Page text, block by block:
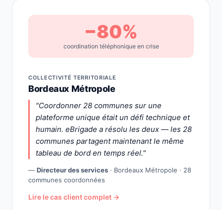
−80%
coordination téléphonique en crise
COLLECTIVITÉ TERRITORIALE
Bordeaux Métropole
"Coordonner 28 communes sur une
plateforme unique était un défi technique et
humain. eBrigade a résolu les deux — les 28
communes partagent maintenant le même
tableau de bord en temps réel."
— Directeur des services · Bordeaux Métropole · 28
communes coordonnées
Lire le cas client complet →